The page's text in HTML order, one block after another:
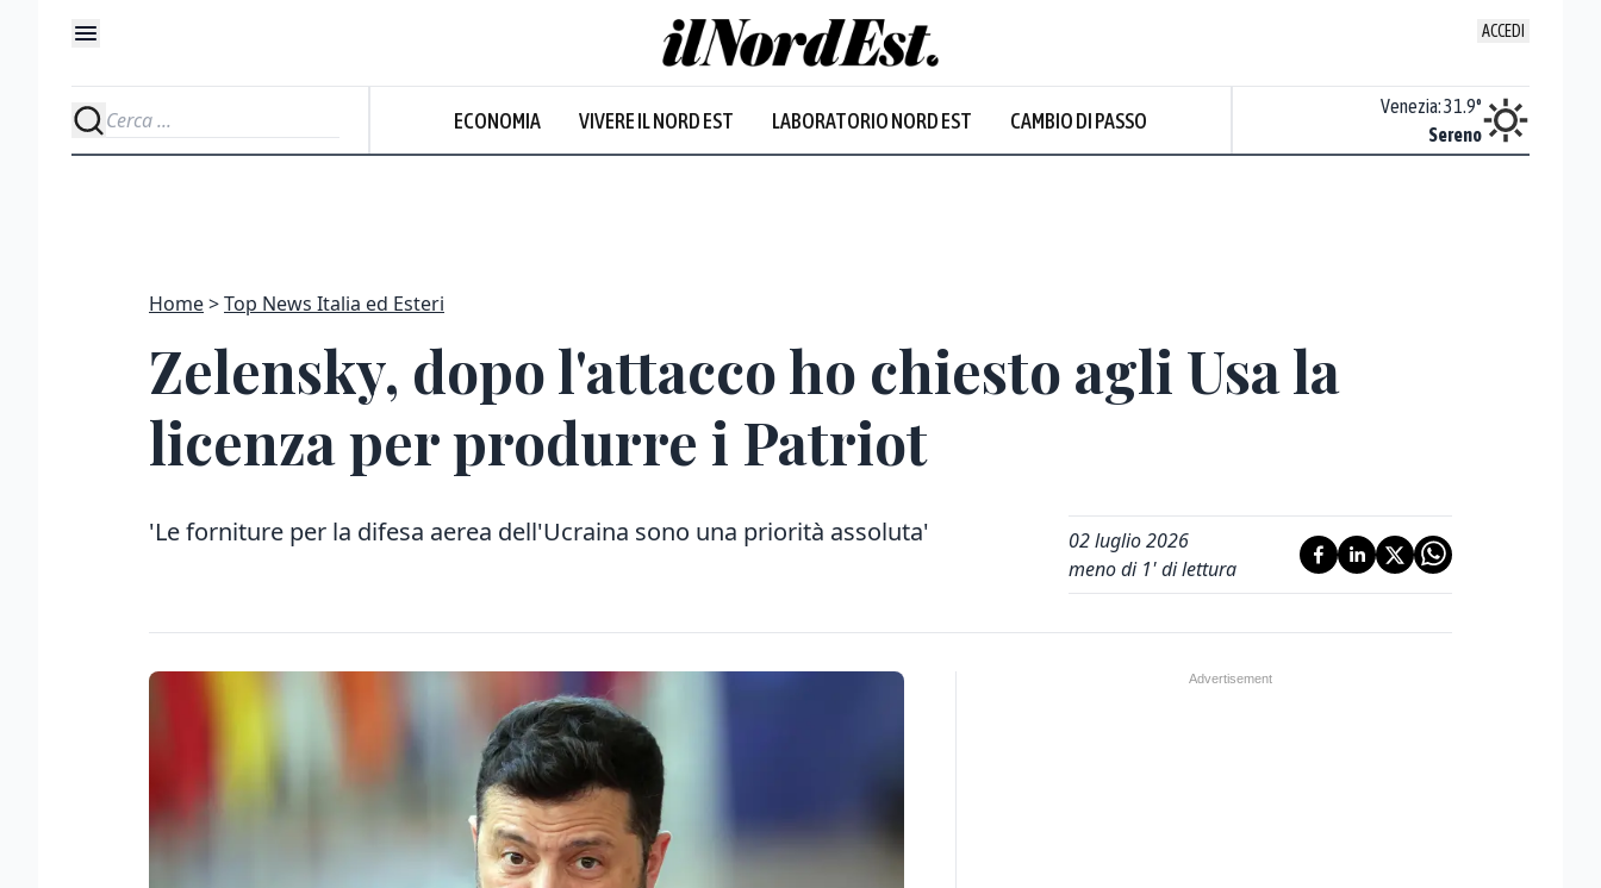
ACCEDI
ECONOMIA VIVERE IL NORD EST LABORATORIO NORD EST CAMBIO DI PASSO
Sereno
Venezia:31.9°
Sereno
Home Top News Italia ed Esteri
Zelensky, dopo l'attacco ho chiesto agli Usa la
licenza per produrre i Patriot
'Le forniture per la difesa aerea dell'Ucraina sono una priorità assoluta'
02 luglio 2026
meno di 1' di lettura